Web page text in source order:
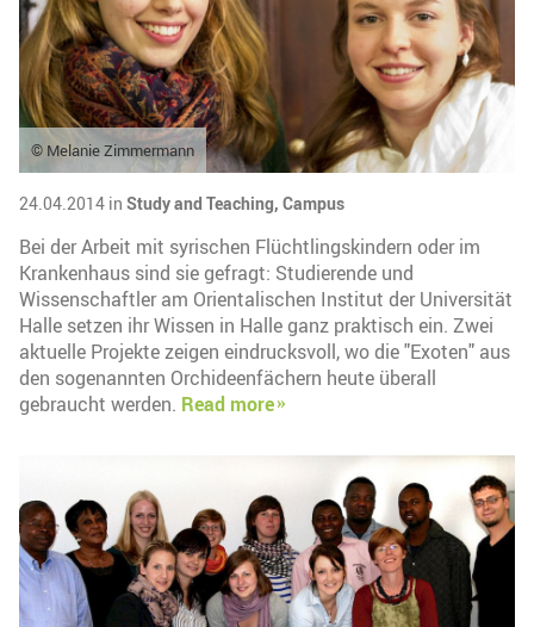
© Melanie Zimmermann
24.04.2014 in Study and Teaching, Campus
Bei der Arbeit mit syrischen Flüchtlingskindern oder im
Krankenhaus sind sie gefragt: Studierende und
Wissenschaftler am Orientalischen Institut der Universität
Halle setzen ihr Wissen in Halle ganz praktisch ein. Zwei
aktuelle Projekte zeigen eindrucksvoll, wo die "Exoten" aus
den sogenannten Orchideenfächern heute überall
gebraucht werden. Read more